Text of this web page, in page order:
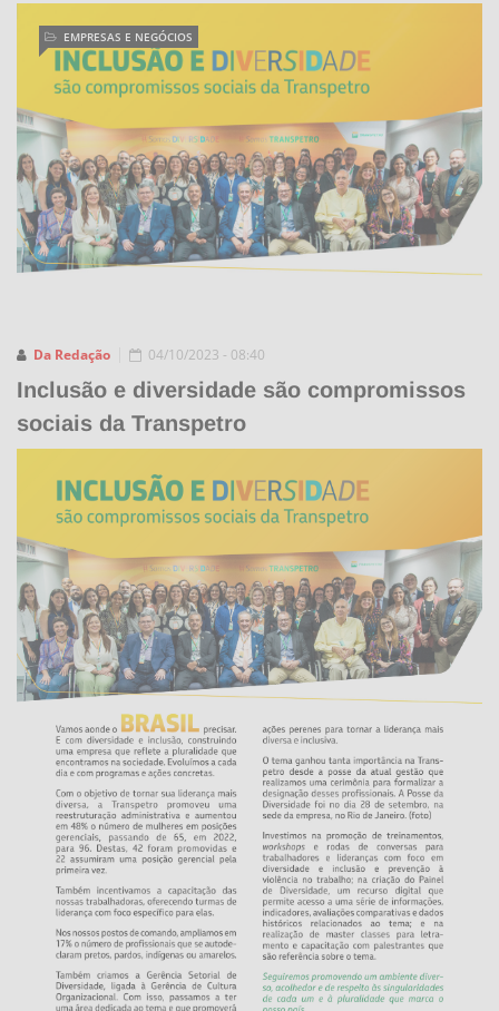
Da Redação
EMPRESAS E NEGÓCIOS
04/10/2023 - 08:40
Inclusão e diversidade são compromissos
sociais da Transpetro